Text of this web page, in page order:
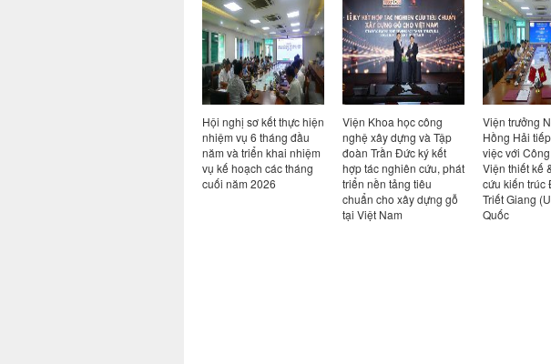
Hội nghị sơ kết thực hiện
nhiệm vụ 6 tháng đầu
năm và triển khai nhiệm
vụ kế hoạch các tháng
cuối năm 2026
Viện Khoa học công
nghệ xây dựng và Tập
đoàn Trần Đức ký kết
hợp tác nghiên cứu, phát
triển nền tảng tiêu
chuẩn cho xây dựng gỗ
tại Việt Nam
Viện trưởng
Hồng Hải
việc với
Viện thiết kế
cứu kiến trúc
Triết Giang
Quốc